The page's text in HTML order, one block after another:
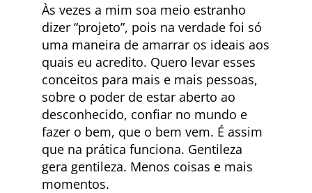
Às vezes a mim soa meio estranho
dizer “projeto”, pois na verdade foi só
uma maneira de amarrar os ideais aos
quais eu acredito. Quero levar esses
conceitos para mais e mais pessoas,
sobre o poder de estar aberto ao
desconhecido, confiar no mundo e
fazer o bem, que o bem vem. É assim
que na prática funciona. Gentileza
gera gentileza. Menos coisas e mais
momentos.